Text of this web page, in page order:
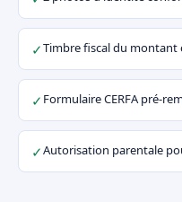
✓Timbre fiscal du
✓ Formulaire CERFA pré-
✓Autorisation parentale